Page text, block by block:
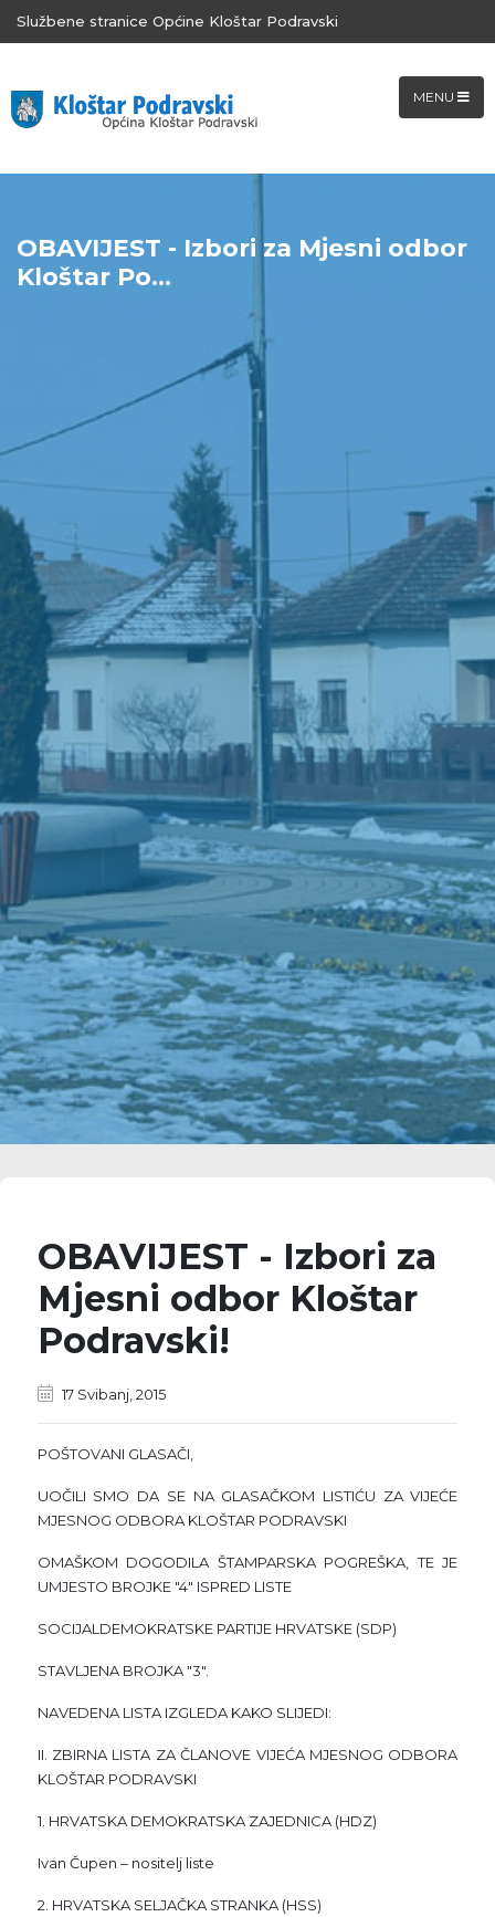
Službene stranice Općine Kloštar Podravski
MENU
OBAVIJEST - Izbori za Mjesni odbor
Kloštar Po...
OBAVIJEST - Izbori za
Mjesni odbor Kloštar
Podravski!
17 Svibanj, 2015
POŠTOVANI GLASAČI,
UOČILI SMO DA SE NA GLASAČKOM LISTIĆU ZA VIJEĆE
MJESNOG ODBORA KLOŠTAR PODRAVSKI
OMAŠKOM DOGODILA ŠTAMPARSKA POGREŠKA, TE JE
UMJESTO BROJKE "4" ISPRED LISTE
SOCIJALDEMOKRATSKE PARTIJE HRVATSKE (SDP)
STAVLJENA BROJKA "3".
NAVEDENA LISTA IZGLEDA KAKO SLIJEDI:
II. ZBIRNA LISTA ZA ČLANOVE VIJEĆA MJESNOG ODBORA
KLOŠTAR PODRAVSKI
1. HRVATSKA DEMOKRATSKA ZAJEDNICA (HDZ)
Ivan Čupen – nositelj liste
2. HRVATSKA SELJAČKA STRANKA (HSS)